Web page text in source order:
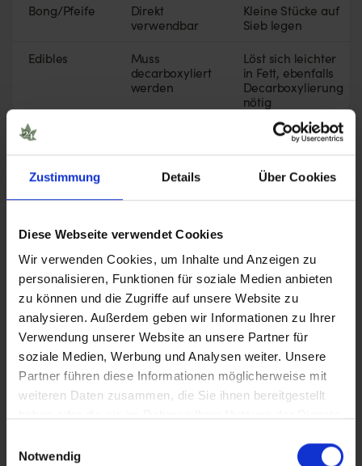
Zustimmung Details Über Cookies
Diese Webseite verwendet Cookies
Wir verwenden Cookies, um Inhalte und Anzeigen zu
personalisieren, Funktionen für soziale Medien anbieten
zu können und die Zugriffe auf unsere Website zu
analysieren. Außerdem geben wir Informationen zu Ihrer
Verwendung unserer Website an unsere Partner für
soziale Medien, Werbung und Analysen weiter. Unsere
Partner führen diese Informationen möglicherweise mit
weiteren Daten zusammen, die Sie ihnen bereitgestellt
Notwendig
Bong/Pfeife
Direkt
verwendbar
Kleine Stücke auf
Sieb legen
Edibles
Muss
decarboxyliert
werden
Löst sich leichter
in Fett, ebenfalls
Decarboxylierung
nötig
zerkleinern, in den Vaporizer oder Joint, fertig.
erwärmt werden, bevor es sich gleichmäßig
abbrennen lässt. Viele Konsumenten mischen
Hasch deshalb mit Tabak, was allerdings
zusätzliche gesundheitliche Risiken durch die
Tabakverbrennung mit sich bringt.
Wer Hasch ohne Tabak konsumieren